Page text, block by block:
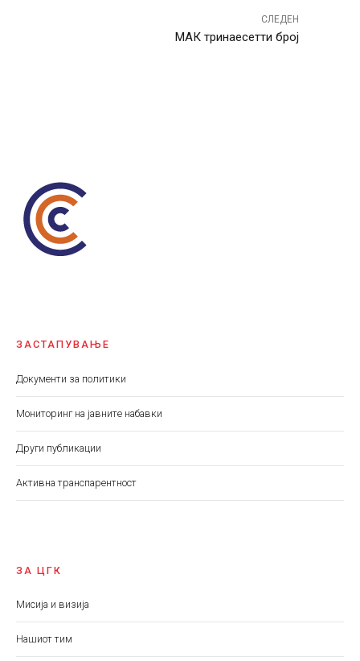
СЛЕДЕН
МАК тринаесетти број
ЗАСТАПУВАЊЕ
Документи за политики
Мониторинг на јавните набавки
Други публикации
Aктивна транспарентност
ЗА ЦГК
Мисија и визија
Нашиот тим